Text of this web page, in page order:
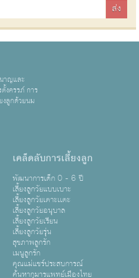
าญและ
งครรภ์ การ
งลูกด้วยนม
เคล็ดลับการเลี้ยงลูก
พัฒนาการเด็ก 0 - 6 ปี
เลี้ยงลูกวัยแบบเบาะ
เลี้ยงลูกวัยเตาะเเตะ
เลี้ยงลูกวัยอนุบาล
เลี้ยงลูกวัยเรียน
เลี้ยงลูกวัยรุ่น
สุขภาพลูกรัก
เมนูลูกรัก
คุณแม่แชร์ประสบการณ์
ค้นหากุมารแพทย์เมืองไทย